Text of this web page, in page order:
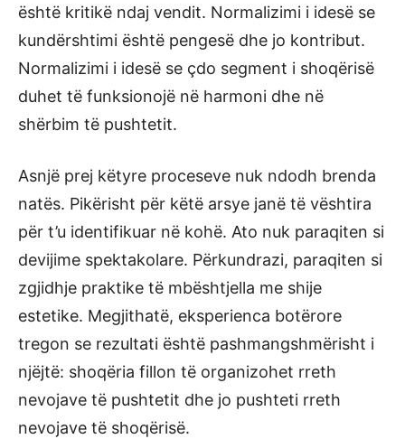
është kritikë ndaj vendit. Normalizimi i idesë se
kundërshtimi është pengesë dhe jo kontribut.
Normalizimi i idesë se çdo segment i shoqërisë
duhet të funksionojë në harmoni dhe në
shërbim të pushtetit.
Asnjë prej këtyre proceseve nuk ndodh brenda
natës. Pikërisht për këtë arsye janë të vështira
për t’u identifikuar në kohë. Ato nuk paraqiten si
devijime spektakolare. Përkundrazi, paraqiten si
zgjidhje praktike të mbështjella me shije
estetike. Megjithatë, eksperienca botërore
tregon se rezultati është pashmangshmërisht i
njëjtë: shoqëria fillon të organizohet rreth
nevojave të pushtetit dhe jo pushteti rreth
nevojave të shoqërisë.